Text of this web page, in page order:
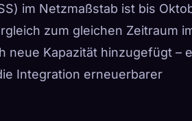
im Netzmaßstab ist bis
zum gleichen Zeitraum
neue Kapazität hinzugefügt –
Integration erneuerbarer